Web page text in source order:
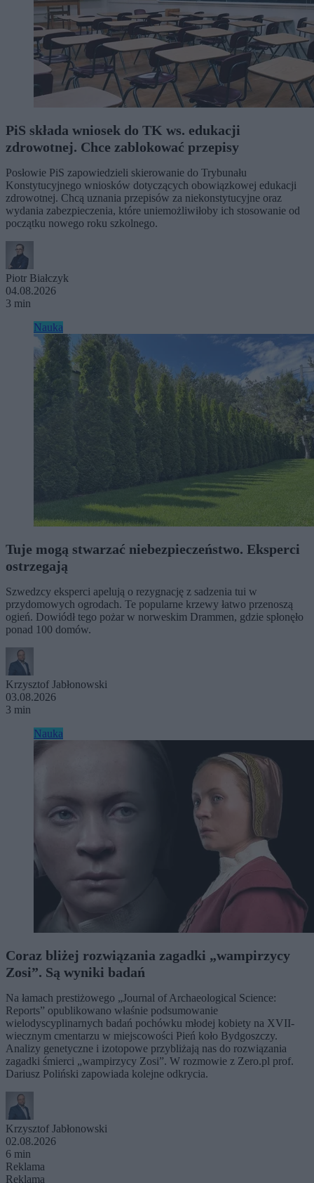
PiS składa wniosek do TK ws. edukacji
zdrowotnej. Chce zablokować przepisy
Posłowie PiS zapowiedzieli skierowanie do Trybunału
Konstytucyjnego wniosków dotyczących obowiązkowej edukacji
zdrowotnej. Chcą uznania przepisów za niekonstytucyjne oraz
wydania zabezpieczenia, które uniemożliwiłoby ich stosowanie od
początku nowego roku szkolnego.
Piotr Białczyk
04.08.2026
3 min
Nauka
Tuje mogą stwarzać niebezpieczeństwo. Eksperci
ostrzegają
Szwedzcy eksperci apelują o rezygnację z sadzenia tui w
przydomowych ogrodach. Te popularne krzewy łatwo przenoszą
ogień. Dowiódł tego pożar w norweskim Drammen, gdzie spłonęło
ponad 100 domów.
Krzysztof Jabłonowski
03.08.2026
3 min
Nauka
Coraz bliżej rozwiązania zagadki „wampirzycy
Zosi”. Są wyniki badań
Na łamach prestiżowego „Journal of Archaeological Science:
Reports” opublikowano właśnie podsumowanie
wielodyscyplinarnych badań pochówku młodej kobiety na XVII-
wiecznym cmentarzu w miejscowości Pień koło Bydgoszczy.
Analizy genetyczne i izotopowe przybliżają nas do rozwiązania
zagadki śmierci „wampirzycy Zosi”. W rozmowie z Zero.pl prof.
Dariusz Poliński zapowiada kolejne odkrycia.
Krzysztof Jabłonowski
02.08.2026
6 min
Reklama
Reklama